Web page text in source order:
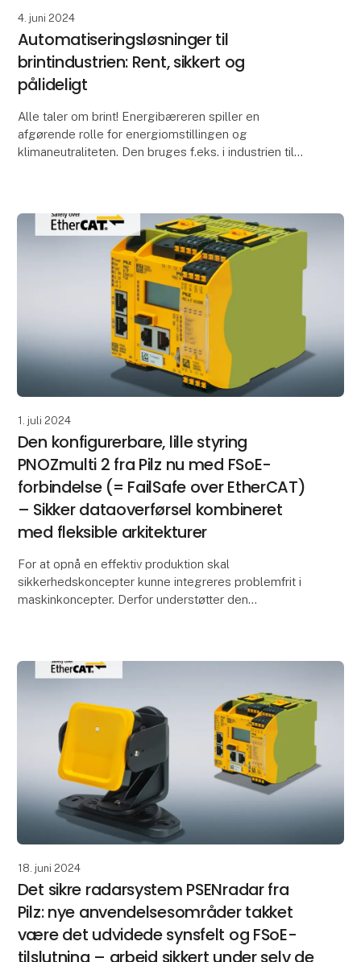
4. juni 2024
Automatiseringsløsninger til
brintindustrien: Rent, sikkert og
pålideligt
Alle taler om brint! Energibæreren spiller en
afgørende rolle for energiomstillingen og
klimaneutraliteten. Den bruges f.eks. i industrien til
1. juli 2024
Den konfigurerbare, lille styring
PNOZmulti 2 fra Pilz nu med FSoE-
forbindelse (= FailSafe over EtherCAT)
– Sikker dataoverførsel kombineret
med fleksible arkitekturer
For at opnå en effektiv produktion skal
sikkerhedskoncepter kunne integreres problemfrit i
maskinkoncepter. Derfor understøtter den
18. juni 2024
Det sikre radarsystem PSENradar fra
Pilz: nye anvendelsesområder takket
være det udvidede synsfelt og FSoE-